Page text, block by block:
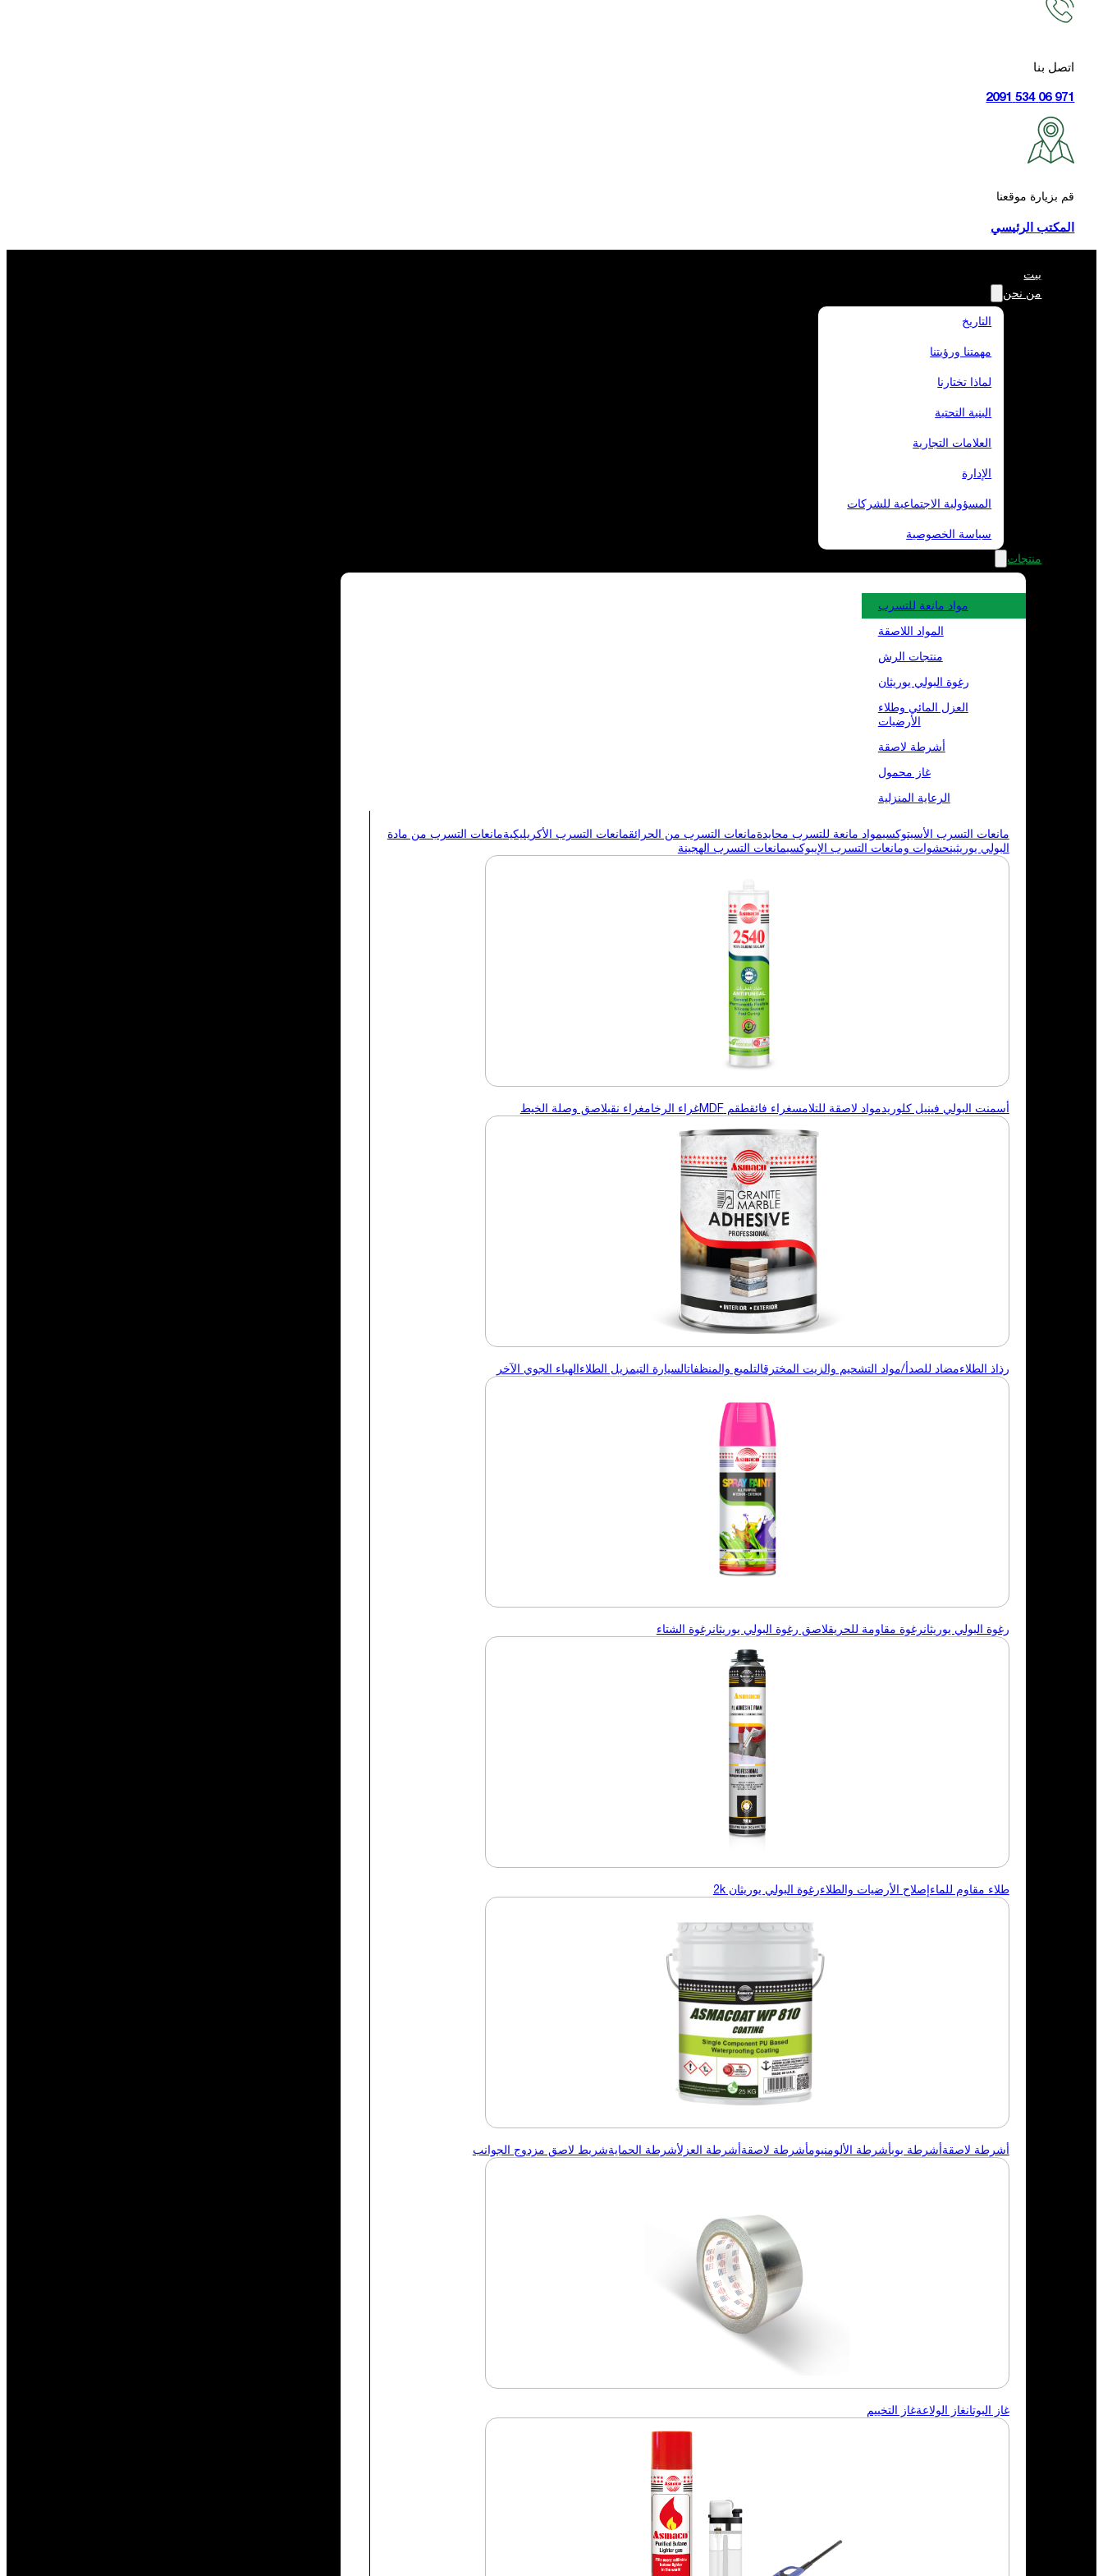
اتصل بنا
971 06 534 2091
قم بزيارة موقعنا
المكتب الرئيسي
بيت
من نحن
التاريخ
مهمتنا ورؤيتنا
لماذا تختارنا
البنية التحتية
العلامات التجارية
الإدارة
المسؤولية الاجتماعية للشركات
سياسة الخصوصية
منتجات
مواد مانعة للتسرب
المواد اللاصقة
منتجات الرش
رغوة البولي يوريثان
العزل المائي وطلاء
الأرضيات
أشرطة لاصقة
غاز محمول
الرعاية المنزلية
مانعات التسرب الأسيتوكسيمواد مانعة للتسرب محايدةمانعات التسرب من الحرائقمانعات التسرب الأكريليكيةمانعات التسرب من مادة
البولي يوريثينحشوات ومانعات التسرب الإيبوكسيمانعات التسرب الهجينة
أسمنت البولي فينيل كلوريدمواد لاصقة للتلامسغراء فائقطقم MDF غراء الرخامغراء نقيلاصق وصلة الخيط
رذاذ الطلاءمضاد للصدأ/مواد التشحيم والزيت المخترقالتلميع والمنظفاتالسيارة التيمزيل الطلاء الهباء الجوي الآخر
رغوة البولي يوريثانرغوة مقاومة للحريقلاصق رغوة البولي يوريثانرغوة الشتاء
طلاء مقاوم للماء إصلاح الأرضيات والطلاءرغوة البولي يوريثان 2k
أشرطة لاصقة أشرطة بوبأشرطة الألومنيومأشرطة لاصقة أشرطة العزلأشرطة الحمايةشريط لاصق مزدوج الجوانب
غاز البوتانغاز الولاعةغاز التخييم